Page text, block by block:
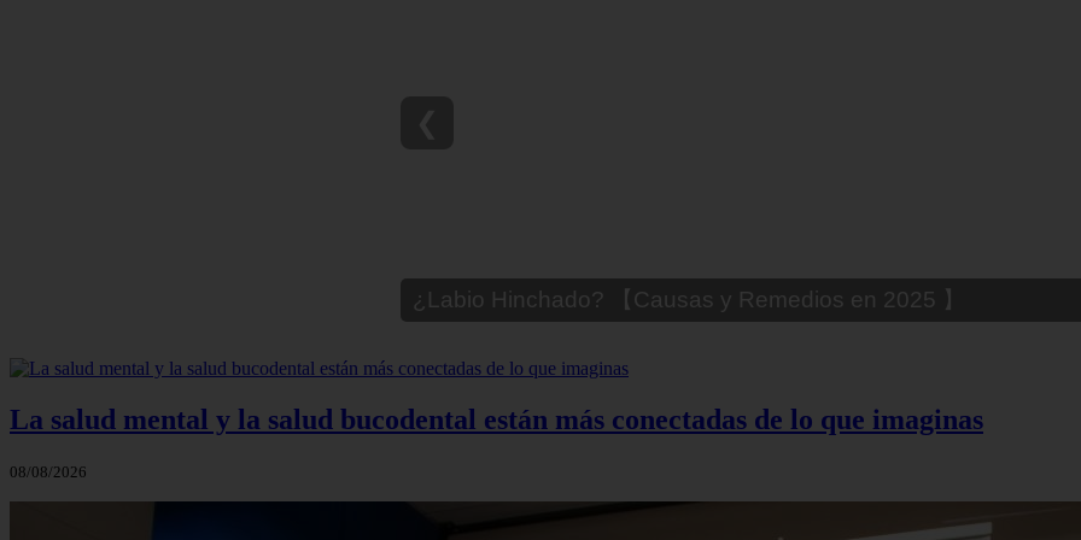
¿Paladar Quemado? 【Trucos Caseros y CómoCurarlo】
La salud mental y la salud bucodental están más conectadas de lo que imaginas
08/08/2026